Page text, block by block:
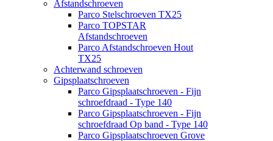
Afstandschroeven
Parco Stelschroeven TX25
Parco TOPSTAR
Afstandschroeven
Parco Afstandschroeven Hout
TX25
Achterwand schroeven
Gipsplaatschroeven
Parco Gipsplaatschroeven - Fijn
schroefdraad - Type 140
Parco Gipsplaatschroeven - Fijn
schroefdraad Op band - Type 140
Parco Gipsplaatschroeven Grove